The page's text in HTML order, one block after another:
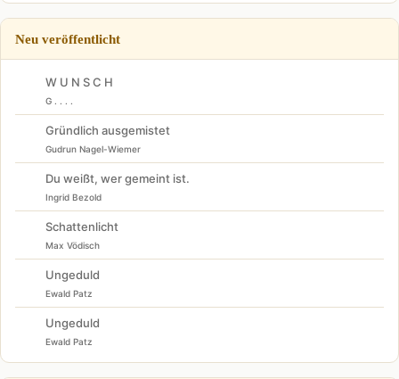
Neu veröffentlicht
W U N S C H
G . . . .
Gründlich ausgemistet
Gudrun Nagel-Wiemer
Du weißt, wer gemeint ist.
Ingrid Bezold
Schattenlicht
Max Vödisch
Ungeduld
Ewald Patz
Ungeduld
Ewald Patz